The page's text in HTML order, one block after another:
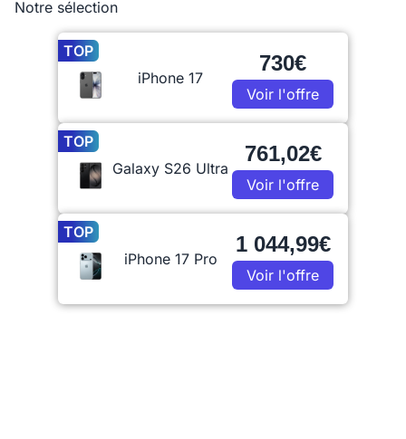
Notre sélection
TOP
iPhone 17
730€
Voir l'offre
TOP
Galaxy S26 Ultra
761,02€
Voir l'offre
TOP
iPhone 17 Pro
1 044,99€
Voir l'offre